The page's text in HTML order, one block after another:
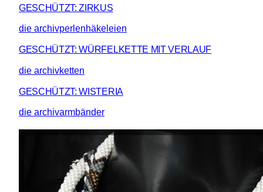
GESCHÜTZT: ZIRKUS
die archivperlenhäkeleien
GESCHÜTZT: WÜRFELKETTE MIT VERLAUF
die archivketten
GESCHÜTZT: WISTERIA
die archivarmbänder